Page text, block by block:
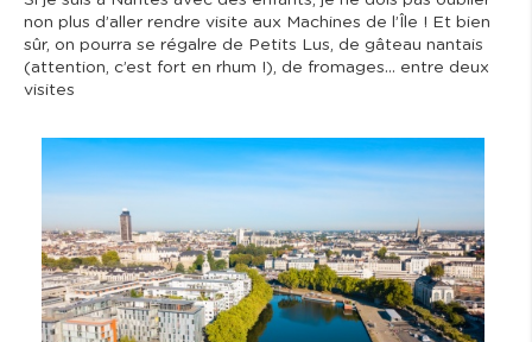
non plus d’aller rendre visite aux Machines de l’Île ! Et bien
sûr, on pourra se régalre de Petits Lus, de gâteau nantais
(attention, c’est fort en rhum !), de fromages… entre deux
visites
m
a
e